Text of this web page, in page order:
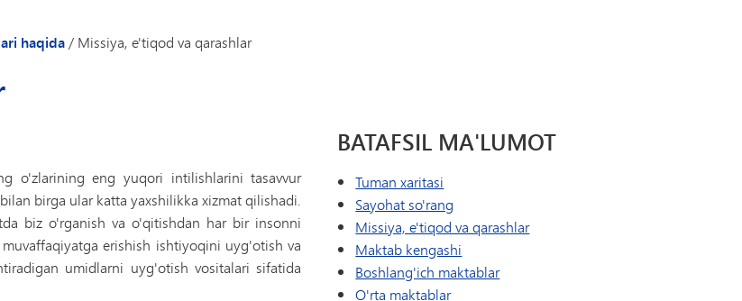
haqida/ Missiya, e'tiqod va qarashlar
o'zlarining eng yuqori intilishlarini tasavvur
birga ular katta yaxshilikka xizmat qilishadi.
biz o'rganish va o'qitishdan har bir insonni
erishish ishtiyoqini uyg'otish va
umidlarni uyg'otish vositalari sifatida
BATAFSIL MA'LUMOT
Tuman xaritasi
Sayohat so'rang
Missiya, e'tiqod va qarashlar
Maktab kengashi
Boshlang'ich maktablar
O'rta maktablar